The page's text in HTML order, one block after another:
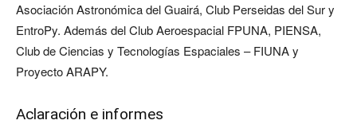
Asociación Astronómica del Guairá, Club Perseidas del Sur y
EntroPy. Además del Club Aeroespacial FPUNA, PIENSA,
Club de Ciencias y Tecnologías Espaciales – FIUNA y
Proyecto ARAPY.
Aclaración e informes